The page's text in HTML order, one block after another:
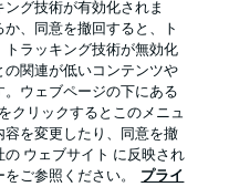
優先設定を管理する
放送局
選手
グ技術が有効化されま
、同意を撤回すると、ト
ラッキング技術が無効化
関連が低いコンテンツや
ウェブページの下にある
クリックするとこのメニュ
を変更したり、同意を撤
ウェブサイト に反映され
ご参照ください。
プライ